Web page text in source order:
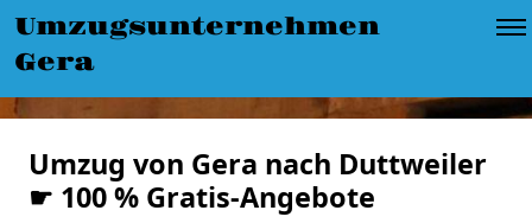
Umzugsunternehmen
Gera
Umzug von Gera nach Duttweiler
☛ 100 % Gratis-Angebote